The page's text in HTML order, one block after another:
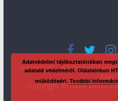
Impresszum Adatvédelmi
Copyright © Direx Média
Adatvédelmi tájékoztatónkban
adataid védelméről. Oldalainkon
működésért.További